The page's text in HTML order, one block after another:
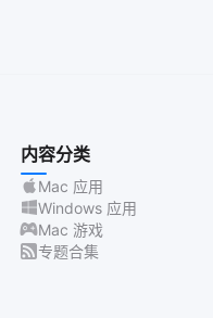
内容分类
Mac 应用
Windows 应用
Mac 游戏
专题合集